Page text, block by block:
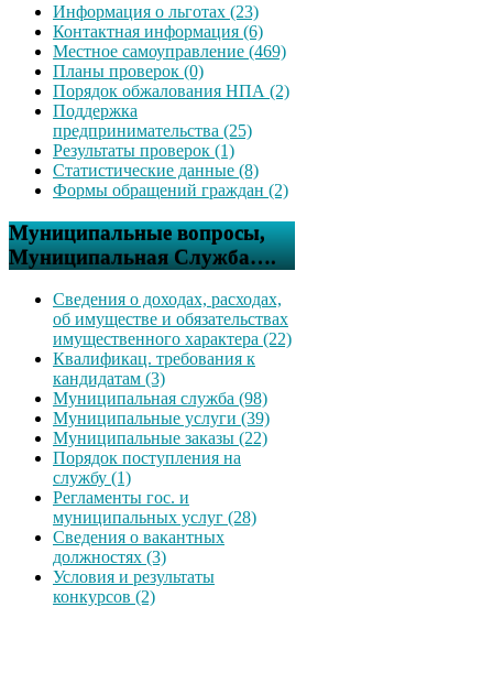
Информация о льготах (23)
Контактная информация (6)
Местное самоуправление (469)
Планы проверок (0)
Порядок обжалования НПА (2)
Поддержка
предпринимательства (25)
Результаты проверок (1)
Статистические данные (8)
Формы обращений граждан (2)
Муниципальные вопросы,
Муниципальная Служба….
Сведения о доходах, расходах,
об имуществе и обязательствах
имущественного характера (22)
Квалификац. требования к
кандидатам (3)
Муниципальная служба (98)
Муниципальные услуги (39)
Муниципальные заказы (22)
Порядок поступления на
службу (1)
Регламенты гос. и
муниципальных услуг (28)
Сведения о вакантных
должностях (3)
Условия и результаты
конкурсов (2)